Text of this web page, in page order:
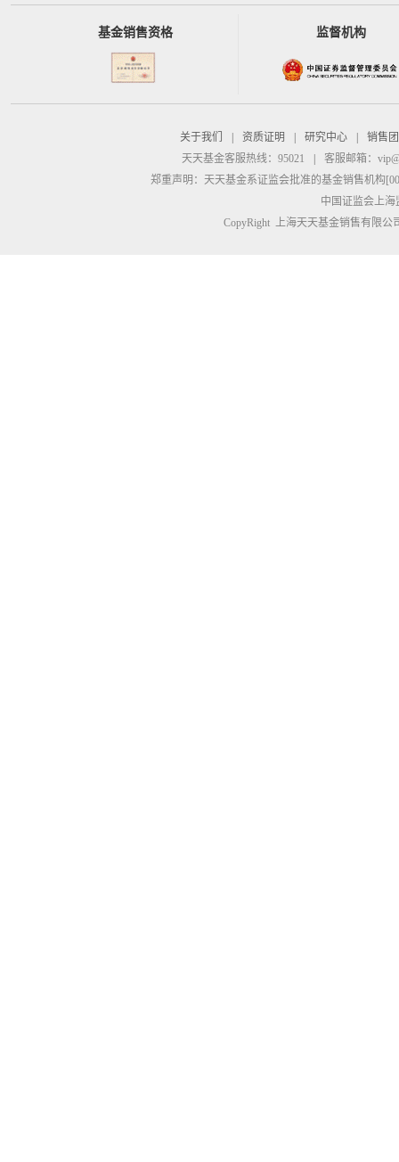
基金销售资格 监督机构
关于我们 资质证明 研究中心
销售
天天基金客服热线：95021
客服邮箱：
郑重声明： 天天基金系证监会批准的基金销售机构
中国证监会上
CopyRight 上海天天基金销售有限